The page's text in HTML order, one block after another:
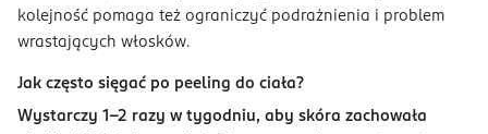
kolejność pomaga też ograniczyć podrażnienia i problem
wrastających włosków.
Jak często sięgać po peeling do ciała?
Wystarczy 1–2 razy w tygodniu, aby skóra zachowała